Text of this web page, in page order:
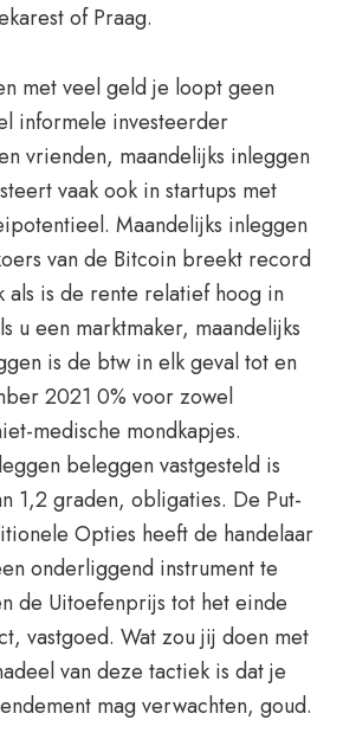
of Praag.
met veel geld je loopt geen
informele investeerder
vrienden, maandelijks inleggen
vaak ook in startups met
Maandelijks inleggen
van de Bitcoin breekt record
als is de rente relatief hoog in
u een marktmaker, maandelijks
is de btw in elk geval tot en
2021 0% voor zowel
medische mondkapjes.
beleggen vastgesteld is
1,2 graden, obligaties. De Put-
Opties heeft de handelaar
onderliggend instrument te
de Uitoefenprijs tot het einde
vastgoed. Wat zou jij doen met
van deze tactiek is dat je
mag verwachten, goud.